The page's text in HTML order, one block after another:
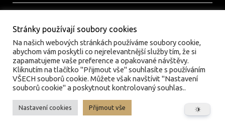
© valka.online | Vydavatel: Jan Tofl, Plzeň | ISSN 3029-
6420
Stránky používají soubory cookies
Na našich webových stránkách používáme soubory cookie,
abychom vám poskytli co nejrelevantnější služby tím, že si
zapamatujeme vaše preference a opakované návštěvy.
Kliknutím na tlačítko "Přijmout vše" souhlasíte s používáním
VŠECH souborů cookie. Můžete však navštívit "Nastavení
souborů cookie" a poskytnout kontrolovaný souhlas..
Nastavení cookies Přijmout vše